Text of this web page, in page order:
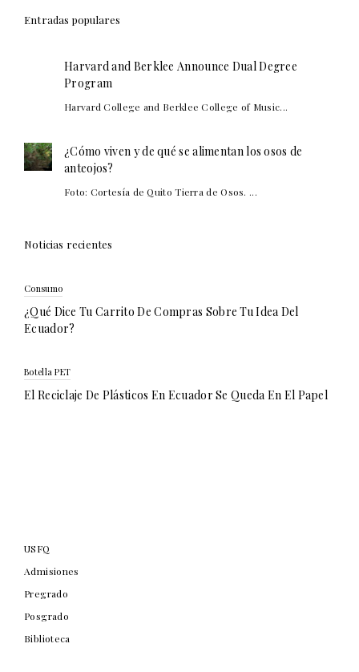
Entradas populares
Harvard and Berklee Announce Dual Degree
Program
Harvard College and Berklee College of Music...
¿Cómo viven y de qué se alimentan los osos de
anteojos?
Foto: Cortesía de Quito Tierra de Osos. ...
Noticias recientes
Consumo
¿Qué Dice Tu Carrito De Compras Sobre Tu Idea Del
Ecuador?
Botella PET
El Reciclaje De Plásticos En Ecuador Se Queda En El Papel
USFQ
Admisiones
Pregrado
Posgrado
Biblioteca